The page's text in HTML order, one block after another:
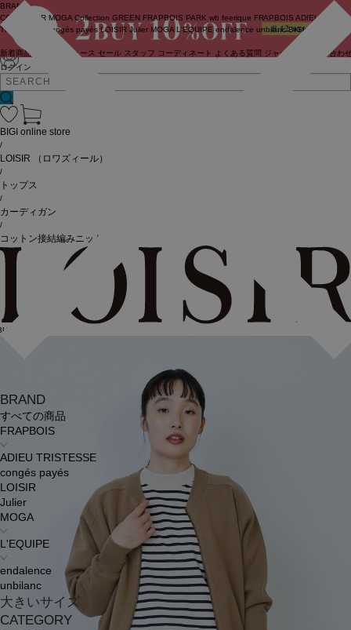
ログイン
BRAND
COUTURIER MOGA Collection GREEN FRAPBOIS PARK wb feerique FRAPBOIS ADIEU
TRISTESSE
congés payés LOISIR Julier MOGA L'EQUIPE endalence unbilanc BIGI online store
新着商品 ニュース セール スタッフ コーディネート よくある質問 ジャーナル お問い合わ
BRAND
すべての商品
FRAPBOIS
ADIEU TRISTESSE
congés payés
LOISIR
Julier
MOGA
L'EQUIPE
endalence
unbilanc
大きいサイズ
CATEGORY
BIGI online store
/
LOISIR （ロワズィール）
/
トップス
/
カーディガン
/
コットン接結編みニットブルゾン